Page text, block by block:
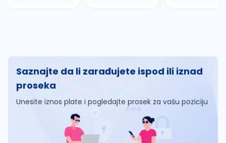
Saznajte da li zarađujete ispod ili iznad
proseka
Unesite iznos plate i pogledajte prosek za vašu poziciju